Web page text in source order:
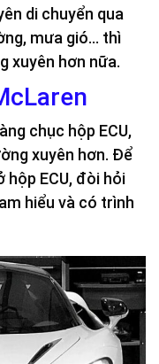
di chuyển qua
mưa gió… thì
xuyên hơn nữa.
chục hộp ECU,
xuyên hơn. Để
ECU, đòi hỏi
hiểu và có trình